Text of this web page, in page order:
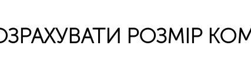
РОЗМІР